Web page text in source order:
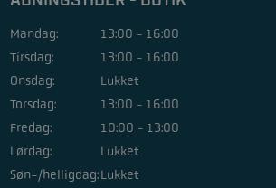
Mandag:
13:00 - 16:00
Tirsdag:
13:00 - 16:00
Onsdag:
Lukket
Torsdag:
13:00 - 16:00
Fredag:
10:00 - 13:00
Lørdag:
Lukket
Søn-/helligdag:Lukket